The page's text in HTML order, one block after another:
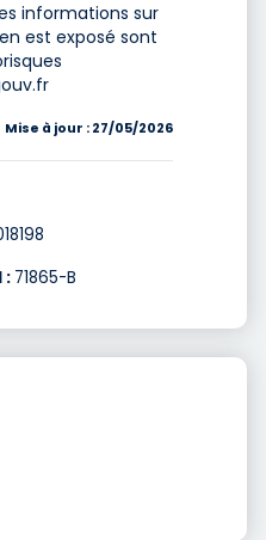
informations sur
est exposé sont
Mise à jour : 27/05/2026
: 71865-B